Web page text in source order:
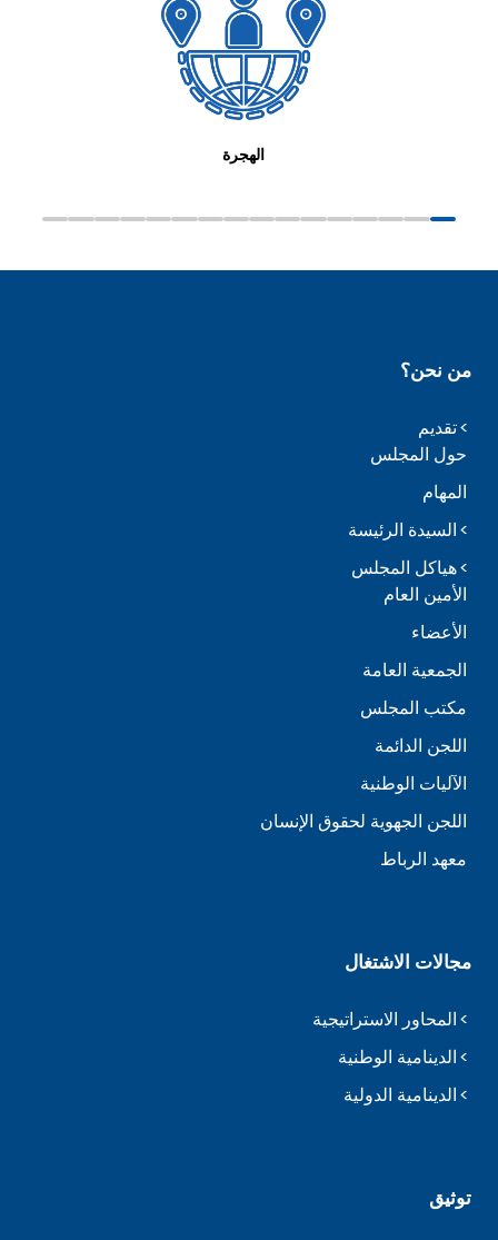
الهجرة
من نحن؟
تقديم
حول المجلس
المهام
السيدة الرئيسة
هياكل المجلس
الأمين العام
الأعضاء
الجمعية العامة
مكتب المجلس
اللجن الدائمة
الآليات الوطنية
اللجن الجهوية لحقوق الإنسان
معهد الرباط
مجالات الاشتغال
المحاور الاستراتيجية
الدينامية الوطنية
الدينامية الدولية
توثيق